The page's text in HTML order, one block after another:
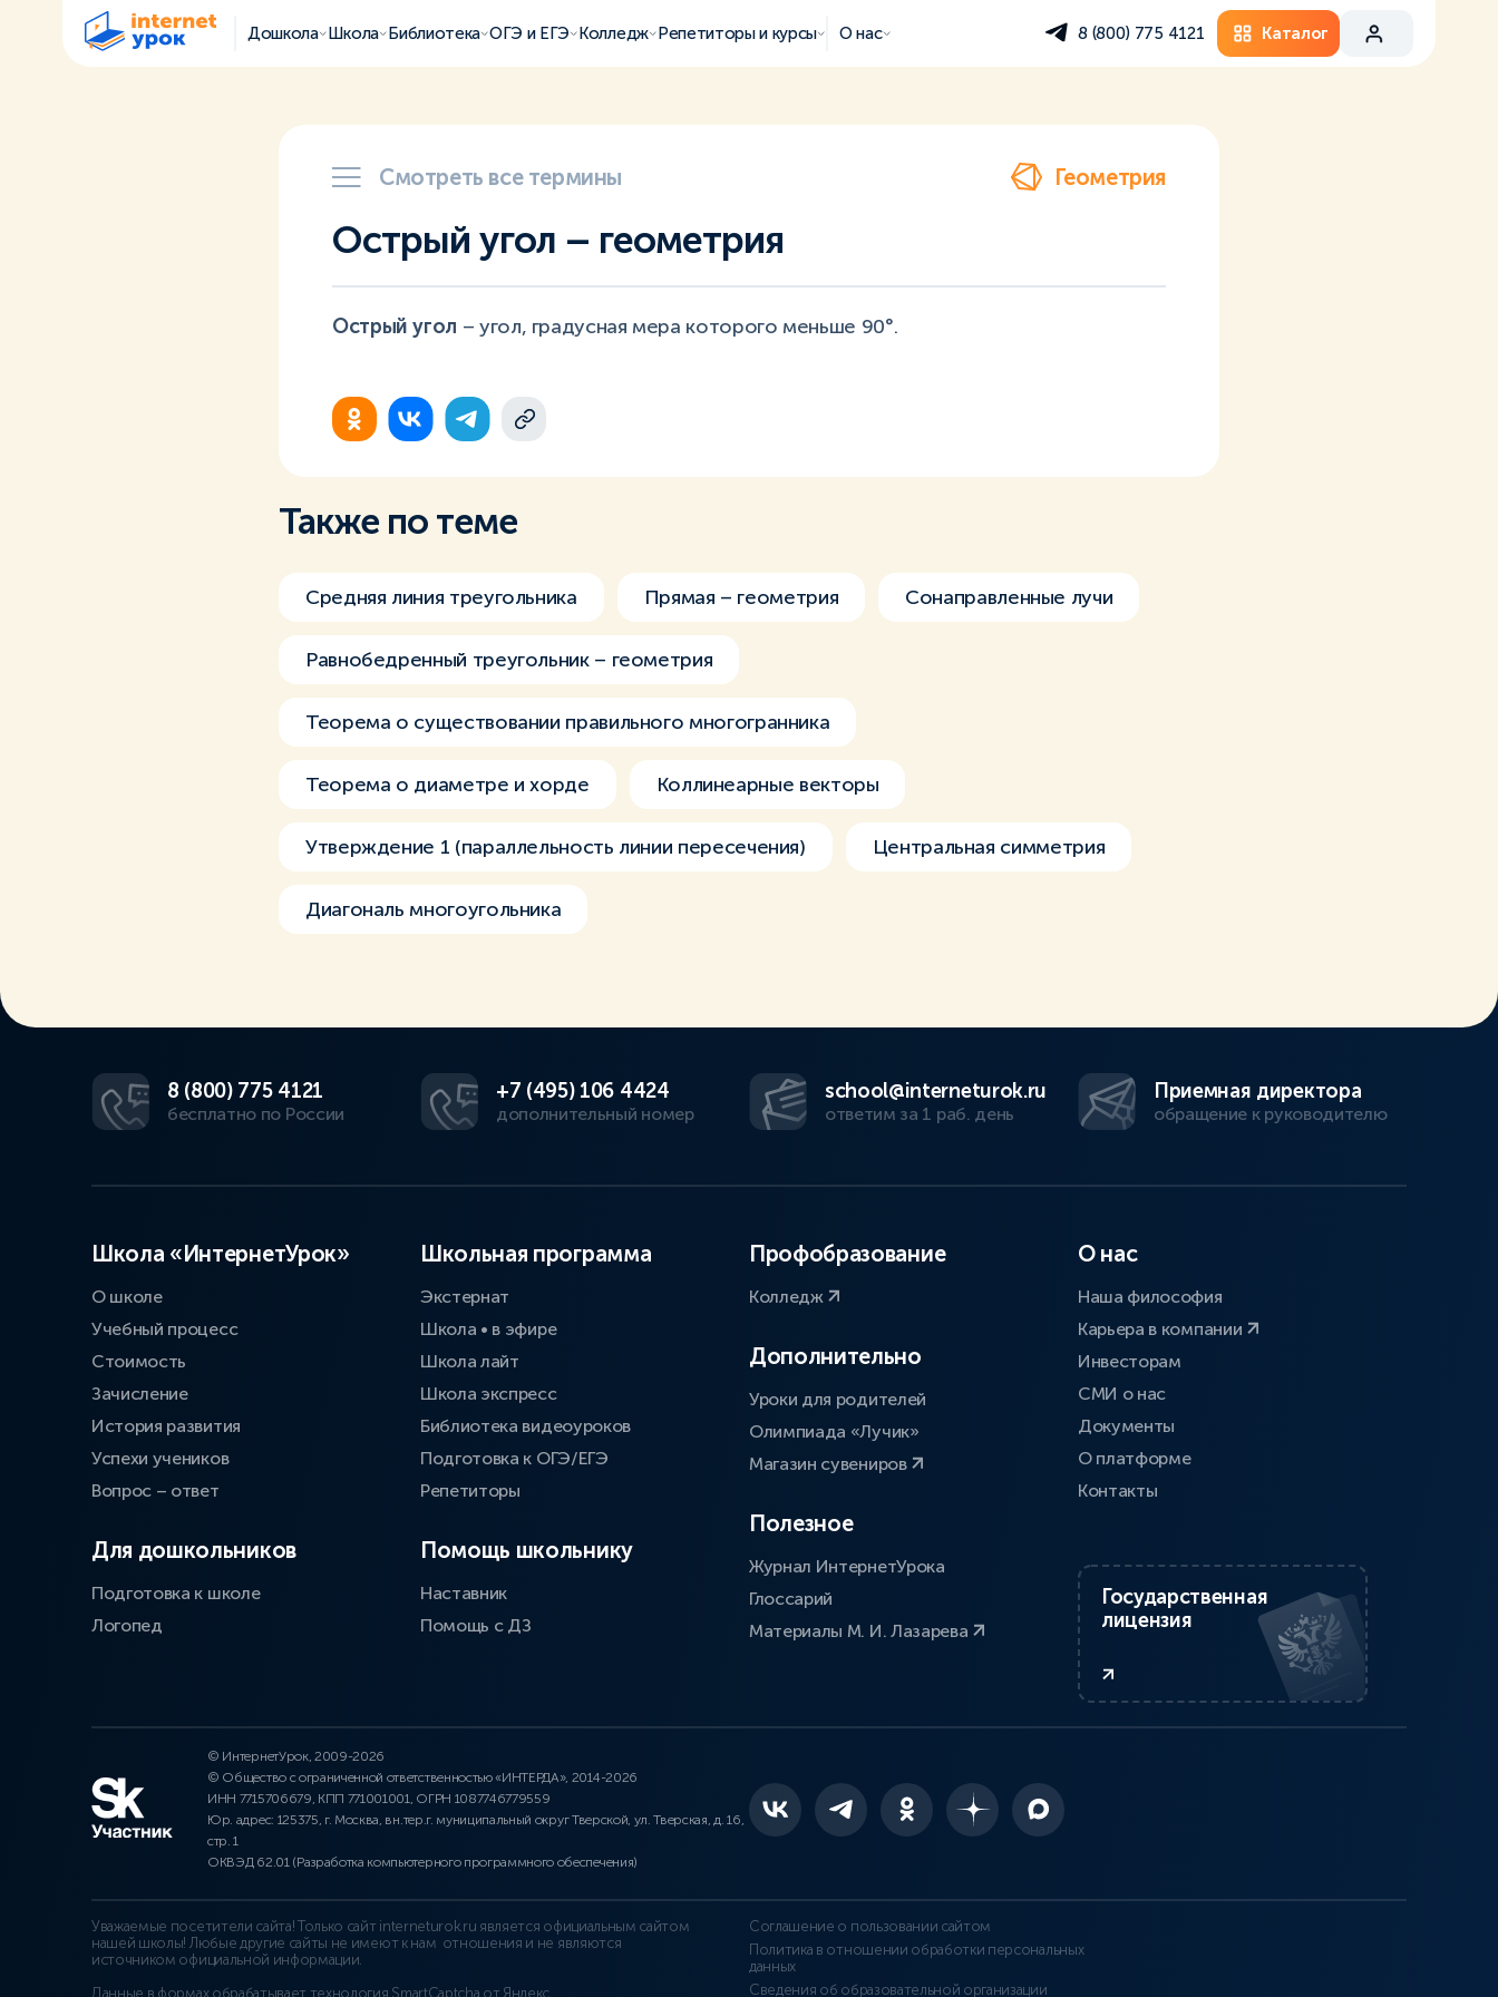
Дошкола Школа Библиотека ОГЭ и ЕГЭ Колледж Репетиторы и курсы О нас 8 (800) 775 4121 Каталог
Смотреть все термины Геометрия
Острый угол – геометрия
Острый угол – угол, градусная мера которого меньше 90°.
Также по теме
Средняя линия треугольника Прямая – геометрия Сонаправленные лучи
Равнобедренный треугольник – геометрия
Теорема о существовании правильного многогранника
Теорема о диаметре и хорде Коллинеарные векторы
Утверждение 1 (параллельность линии пересечения) Центральная симметрия
Диагональ многоугольника
8 (800) 775 4121
бесплатно по России
+7 (495) 106 4424
дополнительный номер
school@interneturok.ru
ответим за 1 раб. день
Приемная директора
обращение к руководителю
Школа «ИнтернетУрок»
О школе
Учебный процесс
Стоимость
Зачисление
История развития
Успехи учеников
Вопрос – ответ
Для дошкольников
Подготовка к школе
Логопед
Школьная программа
Экстернат
Школа • в эфире
Школа лайт
Школа экспресс
Библиотека видеоуроков
Подготовка к ОГЭ/ЕГЭ
Репетиторы
Помощь школьнику
Наставник
Помощь с ДЗ
Профобразование
Колледж
Дополнительно
Уроки для родителей
Олимпиада «Лучик»
Магазин сувениров
Полезное
Журнал ИнтернетУрока
Глоссарий
Материалы М. И. Лазарева
О нас
Наша философия
Карьера в компании
Инвесторам
СМИ о нас
Документы
О платформе
Контакты
Государственная
лицензия
© ИнтернетУрок, 2009-2026
© Общество с ограниченной ответственностью «ИНТЕРДА», 2014-2026
ИНН 7715706679, КПП 771001001, ОГРН 1087746779559
Юр. адрес: 125375, г. Москва, вн.тер.г. муниципальный округ Тверской, ул. Тверская, д. 16,
стр. 1
ОКВЭД 62.01 (Разработка компьютерного программного обеспечения)
Уважаемые посетители сайта! Только сайт interneturok.ru является официальным сайтом
нашей школы! Любые другие сайты не имеют к нам отношения и не являются
источником официальной информации.
Данные в формах обрабатывает технология SmartCaptcha от Яндекс
Соглашение о пользовании сайтом
Политика в отношении обработки персональных
данных
Сведения об образовательной организации